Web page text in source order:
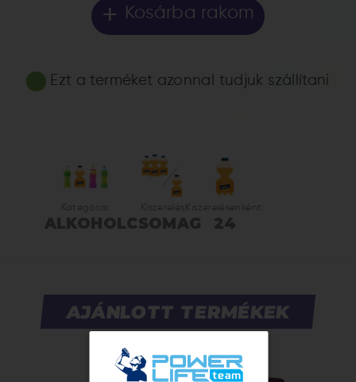
+ Kosárba rakom
Ezt a terméket azonnal tudjuk szállítani
Kategória:
ALKOHOL
Kiszerelés:
CSOMAG
Kiszerelésenként:
24
AJÁNLOTT TERMÉKEK